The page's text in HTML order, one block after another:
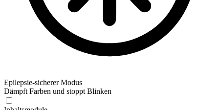
Epilepsie-sicherer Modus
Dämpft Farben und stoppt Blinken